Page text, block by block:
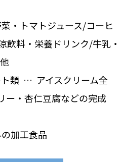
・トマトジュース/コーヒ
飲料・栄養ドリンク/牛乳・
類 … アイスクリーム全
ー・杏仁豆腐などの完成
加工食品